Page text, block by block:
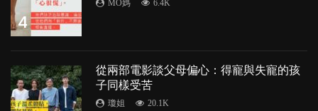
4
MO媽 6.4K
從兩部電影談父母偏心：得寵與失寵的孩
子同樣受苦
瓊姐 20.1K